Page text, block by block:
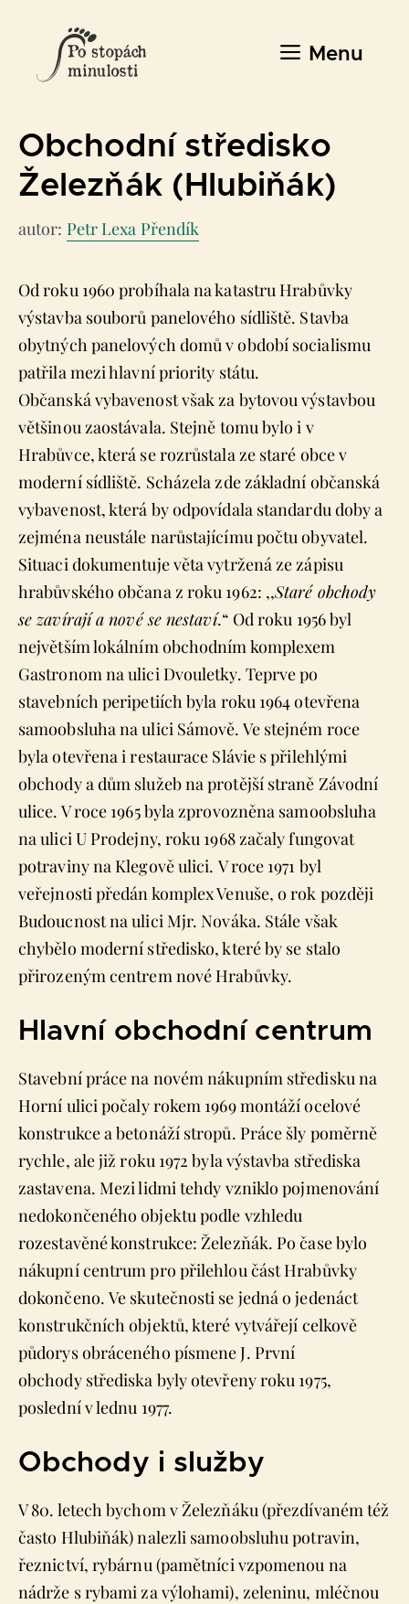
Menu
Obchodní středisko
Železňák (Hlubiňák)
autor: Petr Lexa Přendík
Od roku 1960 probíhala na katastru Hrabůvky
výstavba souborů panelového sídliště. Stavba
obytných panelových domů v období socialismu
patřila mezi hlavní priority státu.
Občanská vybavenost však za bytovou výstavbou
většinou zaostávala. Stejně tomu bylo i v
Hrabůvce, která se rozrůstala ze staré obce v
moderní sídliště. Scházela zde základní občanská
vybavenost, která by odpovídala standardu doby a
zejména neustále narůstajícímu počtu obyvatel.
Situaci dokumentuje věta vytržená ze zápisu
hrabůvského občana z roku 1962: ,,Staré obchody
se zavírají a nové se nestaví.“ Od roku 1956 byl
největším lokálním obchodním komplexem
Gastronom na ulici Dvouletky. Teprve po
stavebních peripetiích byla roku 1964 otevřena
samoobsluha na ulici Sámově. Ve stejném roce
byla otevřena i restaurace Slávie s přilehlými
obchody a dům služeb na protější straně Závodní
ulice. V roce 1965 byla zprovozněna samoobsluha
na ulici U Prodejny, roku 1968 začaly fungovat
potraviny na Klegově ulici. V roce 1971 byl
veřejnosti předán komplex Venuše, o rok později
Budoucnost na ulici Mjr. Nováka. Stále však
chybělo moderní středisko, které by se stalo
přirozeným centrem nové Hrabůvky.
Hlavní obchodní centrum
Stavební práce na novém nákupním středisku na
Horní ulici počaly rokem 1969 montáží ocelové
konstrukce a betonáží stropů. Práce šly poměrně
rychle, ale již roku 1972 byla výstavba střediska
zastavena. Mezi lidmi tehdy vzniklo pojmenování
nedokončeného objektu podle vzhledu
rozestavěné konstrukce: Železňák. Po čase bylo
nákupní centrum pro přilehlou část Hrabůvky
dokončeno. Ve skutečnosti se jedná o jedenáct
konstrukčních objektů, které vytvářejí celkově
půdorys obráceného písmene J. První
obchody střediska byly otevřeny roku 1975,
poslední v lednu 1977.
Obchody i služby
V 80. letech bychom v Železňáku (přezdívaném též
často Hlubiňák) nalezli samoobsluhu potravin,
řeznictví, rybárnu (pamětníci vzpomenou na
nádrže s rybami za výlohami), zeleninu, mléčnou